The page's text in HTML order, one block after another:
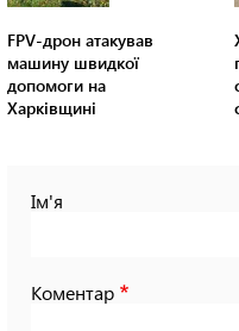
FPV-дрон атакував
машину швидкої
допомоги на
Харківщині
Ім'я
Коментар